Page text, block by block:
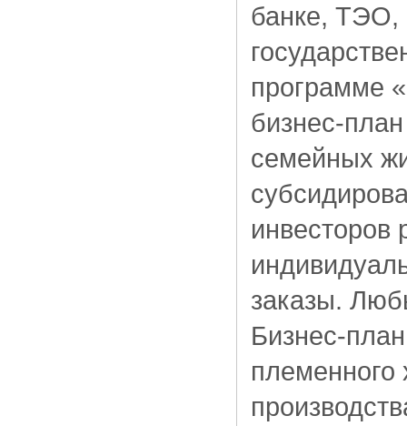
банке, ТЭО,
программе
бизнес-
семейных
инвесторов
заказы.
Бизнес-
племенного